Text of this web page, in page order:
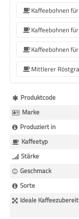
Mittlerer
Mehr
Informationen
Produktcode
Marke
Produziert in
Kaffeetyp
Stärke
Geschmack
Sorte
Ideale